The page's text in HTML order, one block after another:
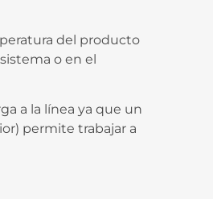
del producto
o en el
a la línea ya que un
permite trabajar a